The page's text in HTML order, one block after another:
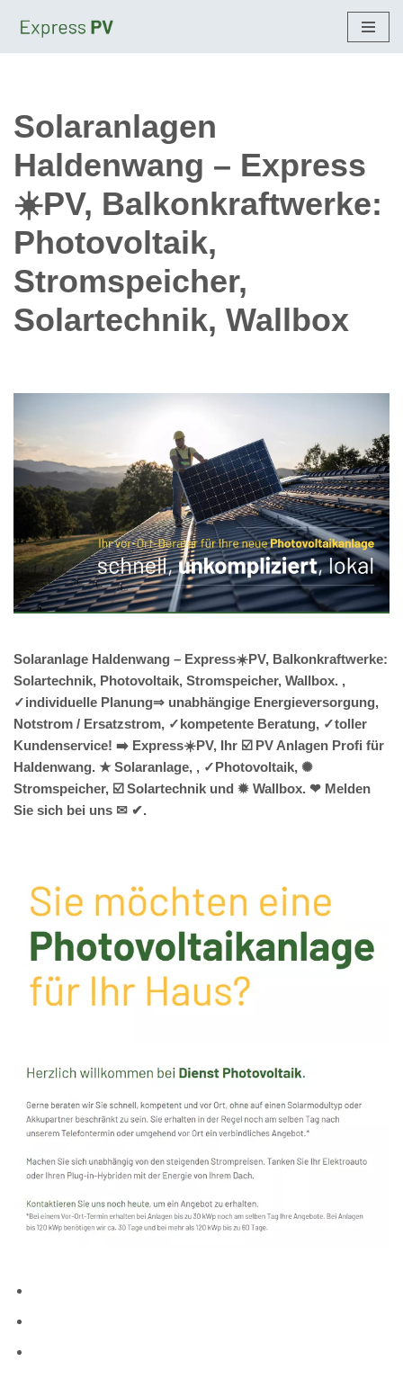
Solaranlagen
Haldenwang – Express
☀️PV, Balkonkraftwerke:
Photovoltaik,
Stromspeicher,
Solartechnik, Wallbox
Solaranlage Haldenwang – Express☀️PV, Balkonkraftwerke:
Solartechnik, Photovoltaik, Stromspeicher, Wallbox. ,
✓individuelle Planung⇒ unabhängige Energieversorgung,
Notstrom / Ersatzstrom, ✓kompetente Beratung, ✓toller
Kundenservice! ➡️ Express☀️PV️, Ihr ☑️ PV Anlagen Profi für
Haldenwang. ★ Solaranlage, , ✓Photovoltaik, ✺
Stromspeicher, ☑️ Solartechnik und ✹ Wallbox. ❤ Melden
Sie sich bei uns ✉ ✔.